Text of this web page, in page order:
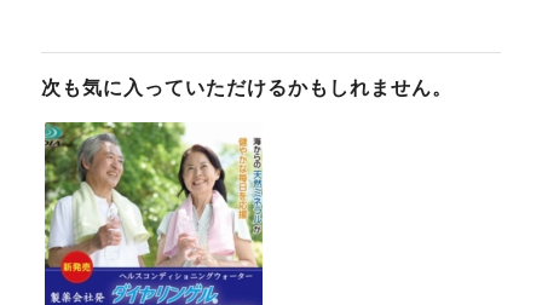
次も気に入っていただけるかもしれません。